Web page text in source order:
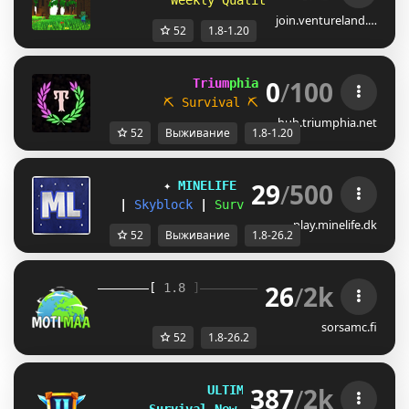
join.ventureland.…
52 1.8-1.20
Triumphia
[1.8 / 1.20.x]
⛏ Survival
⛏ ☁ Parkour
0/100
hub.triumphia.net
52 Выживание 1.8-1.20
✦ MINELIFE [1.8 - 26.2]
Skyblock Survival | Prison
29/500
play.minelife.dk
52 Выживание 1.8-26.2
[ 1.8 ] 》 MotiMaa
26/2k
sorsamc.fi
52 1.8-26.2
UL TIM SMC | 1.8 .
387/2k